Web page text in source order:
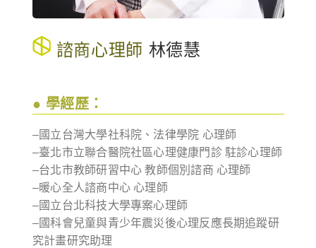
諮商心理師 林德慧
● 學經歷：
–國立台灣大學社科院、法律學院 心理師
–臺北市立聯合醫院社區心理健康門診 駐診心理師
–台北市教師研習中心 教師個別諮商 心理師
–暖心全人諮商中心 心理師
–國立台北科技大學專案心理師
–國科會兒童與青少年震災後心理反應長期追蹤研
究計畫研究助理